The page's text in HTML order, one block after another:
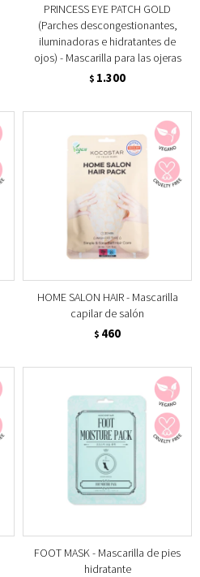
PRINCESS EYE PATCH GOLD
(Parches descongestionantes,
iluminadoras e hidratantes de
ojos) - Mascarilla para las ojeras
$ 1.300
HOME SALON HAIR - Mascarilla
capilar de salón
$ 460
FOOT MASK - Mascarilla de pies
hidratante